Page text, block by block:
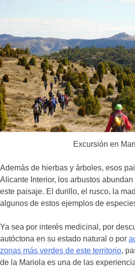
Excursión en
Además de hierbas y árboles, esos
Alicante Interior, los arbustos
este paisaje. El durillo, el rusco, la
algunos de estos ejemplos de
Ya sea por interés medicinal, por
autóctona en su estado natural o por
zonas más verdes de este territorio,
de la Mariola es una de las